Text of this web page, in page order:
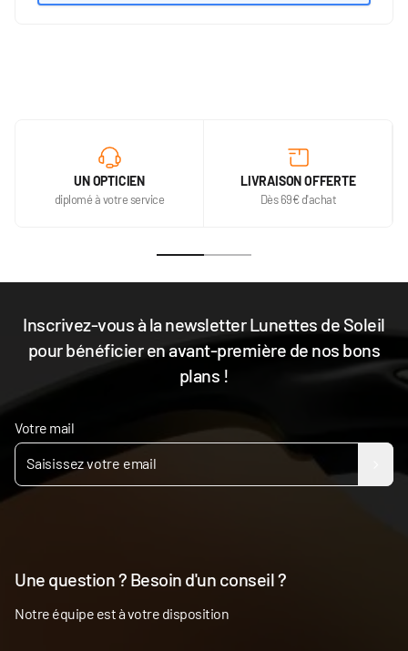
UN OPTICIEN
diplomé à votre service
LIVRAISON OFFERTE
Dès 69€ d'achat
Inscrivez-vous à la newsletter Lunettes de Soleil
pour bénéficier en avant-première de nos bons
plans !
Votre mail
Une question ? Besoin d'un conseil ?
Notre équipe est à votre disposition